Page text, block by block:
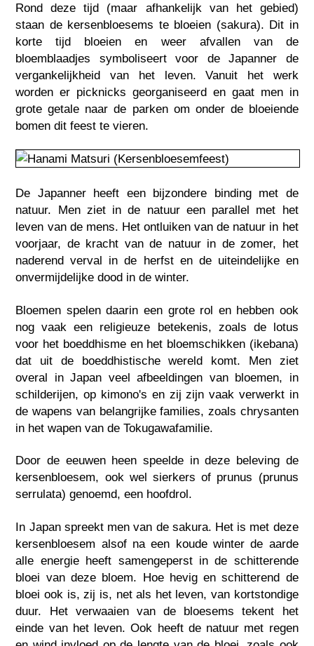
Rond deze tijd (maar afhankelijk van het gebied)
staan de kersenbloesems te bloeien (sakura). Dit in
korte tijd bloeien en weer afvallen van de
bloemblaadjes symboliseert voor de Japanner de
vergankelijkheid van het leven. Vanuit het werk
worden er picknicks georganiseerd en gaat men in
grote getale naar de parken om onder de bloeiende
bomen dit feest te vieren.
De Japanner heeft een bijzondere binding met de
natuur. Men ziet in de natuur een parallel met het
leven van de mens. Het ontluiken van de natuur in het
voorjaar, de kracht van de natuur in de zomer, het
naderend verval in de herfst en de uiteindelijke en
onvermijdelijke dood in de winter.
Bloemen spelen daarin een grote rol en hebben ook
nog vaak een religieuze betekenis, zoals de lotus
voor het boeddhisme en het bloemschikken (ikebana)
dat uit de boeddhistische wereld komt. Men ziet
overal in Japan veel afbeeldingen van bloemen, in
schilderijen, op kimono's en zij zijn vaak verwerkt in
de wapens van belangrijke families, zoals chrysanten
in het wapen van de Tokugawafamilie.
Door de eeuwen heen speelde in deze beleving de
kersenbloesem, ook wel sierkers of prunus (prunus
serrulata) genoemd, een hoofdrol.
In Japan spreekt men van de sakura. Het is met deze
kersenbloesem alsof na een koude winter de aarde
alle energie heeft samengeperst in de schitterende
bloei van deze bloem. Hoe hevig en schitterend de
bloei ook is, zij is, net als het leven, van kortstondige
duur. Het verwaaien van de bloesems tekent het
einde van het leven. Ook heeft de natuur met regen